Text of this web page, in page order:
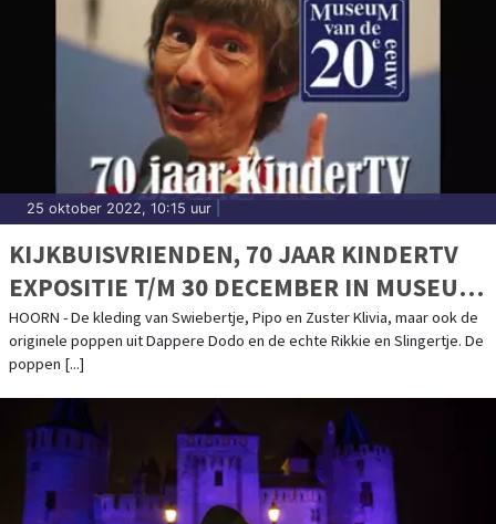
25 oktober 2022, 10:15 uur
KIJKBUISVRIENDEN, 70 JAAR KINDERTV
EXPOSITIE T/M 30 DECEMBER IN MUSEUM
VAN DE 20E EEUW
HOORN - De kleding van Swiebertje, Pipo en Zuster Klivia, maar ook de
originele poppen uit Dappere Dodo en de echte Rikkie en Slingertje. De
poppen [...]